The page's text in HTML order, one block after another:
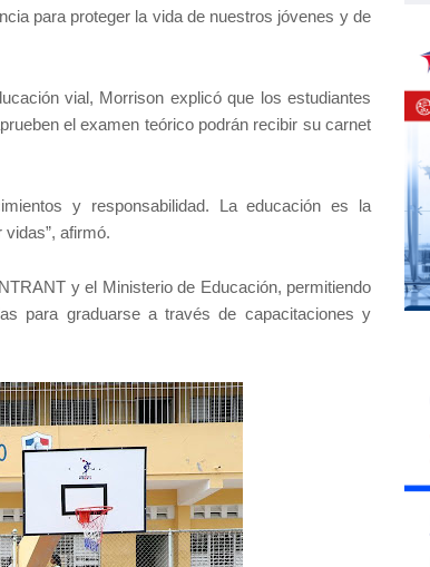
para proteger la vida de nuestros jóvenes y de
vial, Morrison explicó que los estudiantes
el examen teórico podrán recibir su carnet
y responsabilidad. La educación es la
afirmó.
y el Ministerio de Educación, permitiendo
para graduarse a través de capacitaciones y